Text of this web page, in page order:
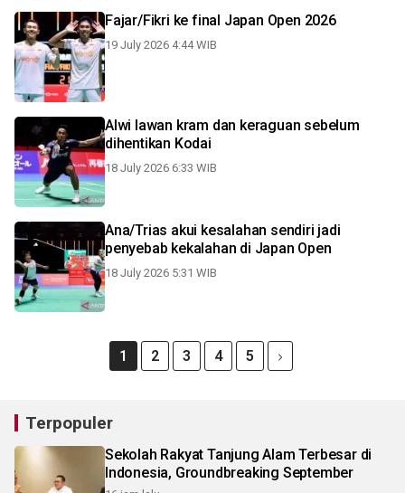
Fajar/Fikri ke final Japan Open 2026
19 July 2026 4:44 WIB
Alwi lawan kram dan keraguan sebelum
dihentikan Kodai
18 July 2026 6:33 WIB
Ana/Trias akui kesalahan sendiri jadi
penyebab kekalahan di Japan Open
18 July 2026 5:31 WIB
1 2 3 4 5
Terpopuler
Sekolah Rakyat Tanjung Alam Terbesar di
Indonesia, Groundbreaking September